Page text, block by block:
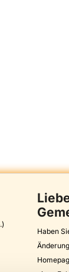
Haben